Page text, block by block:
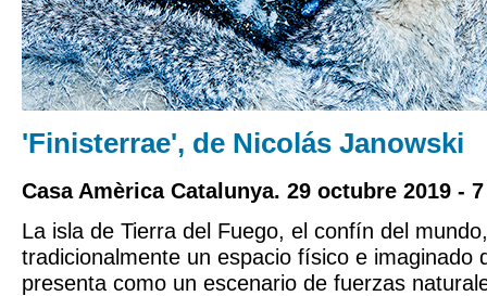
'Finisterrae', de Nicolás Janowski
Casa Amèrica Catalunya. 29 octubre 2019 -
La isla de Tierra del Fuego, el confín del
tradicionalmente un espacio físico e imaginado
presenta como un escenario de fuerzas